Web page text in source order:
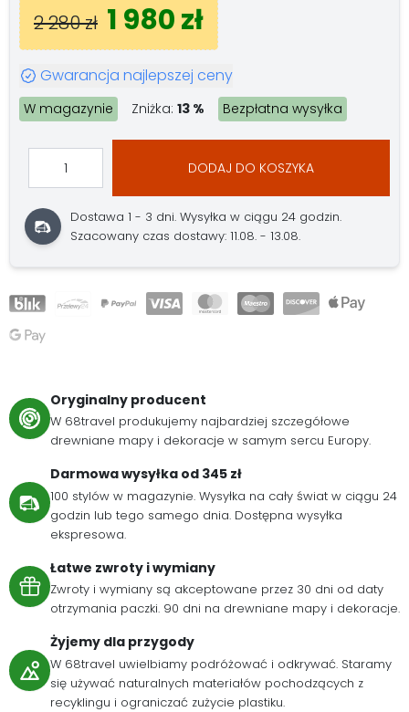
2 280 zł 1 980 zł
Gwarancja najlepszej ceny
W magazynie Zniżka: 13 % Bezpłatna wysyłka
DODAJ DO KOSZYKA
Dostawa 1 - 3 dni.Wysyłka w ciągu 24 godzin.
Szacowany czas dostawy: 11.08. - 13.08.
Oryginalny producent
W 68travel produkujemy najbardziej szczegółowe
drewniane mapy i dekoracje w samym sercu Europy.
Darmowa wysyłka od 345 zł
100 stylów w magazynie. Wysyłka na cały świat w ciągu 24
godzin lub tego samego dnia. Dostępna wysyłka
ekspresowa.
Łatwe zwroty i wymiany
Zwroty i wymiany są akceptowane przez 30 dni od daty
otrzymania paczki. 90 dni na drewniane mapy i dekoracje.
Żyjemy dla przygody
W 68travel uwielbiamy podróżować i odkrywać. Staramy
się używać naturalnych materiałów pochodzących z
recyklingu i ograniczać zużycie plastiku.